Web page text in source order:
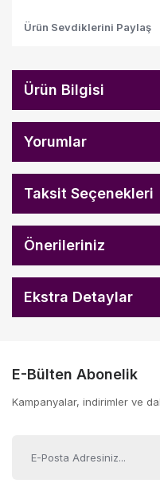
Ürün Sevdiklerini Paylaş
Ürün Bilgisi
Yorumlar
Taksit Seçenekleri
Önerileriniz
Ekstra Detaylar
E-Bülten Abonelik
Kampanyalar, indirimler ve